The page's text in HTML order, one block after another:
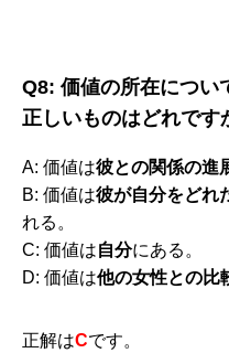
Q8: 価値の所在につい
正しいものはどれです
A: 価値は彼との関係の進
B: 価値は彼が自分をどれ
れる。
C: 価値は自分にある。
D: 価値は他の女性との比
正解はCです。